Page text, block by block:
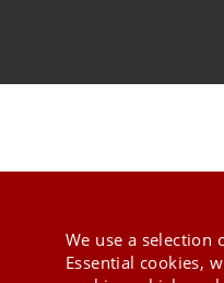
We use a
Essential cookies,